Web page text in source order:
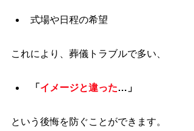
式場や日程の希望
これにより、葬儀トラブルで多い、
「 イメージと違った…」
という後悔を防ぐことができます。